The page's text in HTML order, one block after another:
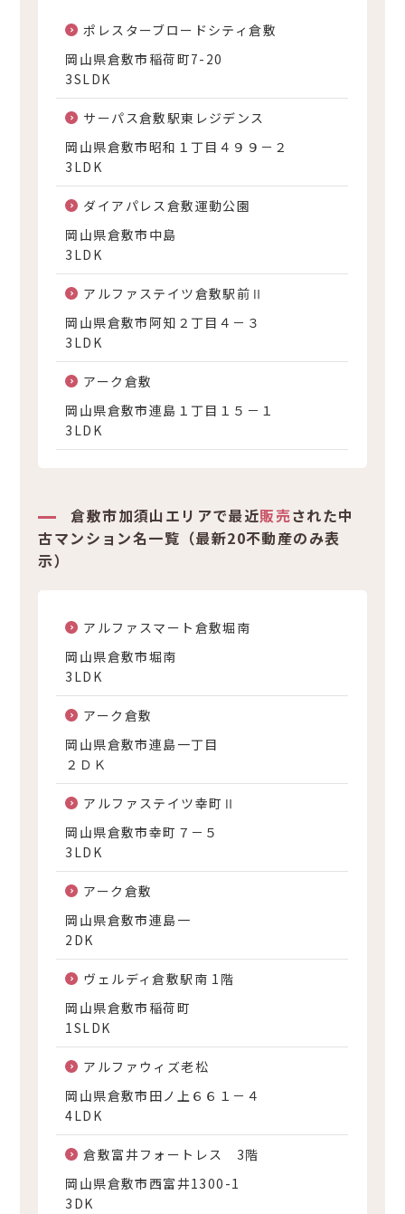
ポレスターブロードシティ倉敷
岡山県倉敷市稲荷町7-20
3SLDK
サーパス倉敷駅東レジデンス
岡山県倉敷市昭和１丁目４９９－２
3LDK
ダイアパレス倉敷運動公園
岡山県倉敷市中島
3LDK
アルファステイツ倉敷駅前Ⅱ
岡山県倉敷市阿知２丁目４－３
3LDK
アーク倉敷
岡山県倉敷市連島１丁目１５－１
3LDK
倉敷市加須山エリアで最近販売された中
古マンション名一覧（最新20不動産のみ表
示）
アルファスマート倉敷堀南
岡山県倉敷市堀南
3LDK
アーク倉敷
岡山県倉敷市連島一丁目
２ＤＫ
アルファステイツ幸町Ⅱ
岡山県倉敷市幸町７－５
3LDK
アーク倉敷
岡山県倉敷市連島一
2DK
ヴェルディ倉敷駅南 1階
岡山県倉敷市稲荷町
1SLDK
アルファウィズ老松
岡山県倉敷市田ノ上６６１－４
4LDK
倉敷富井フォートレス 3階
岡山県倉敷市西富井1300-1
3DK